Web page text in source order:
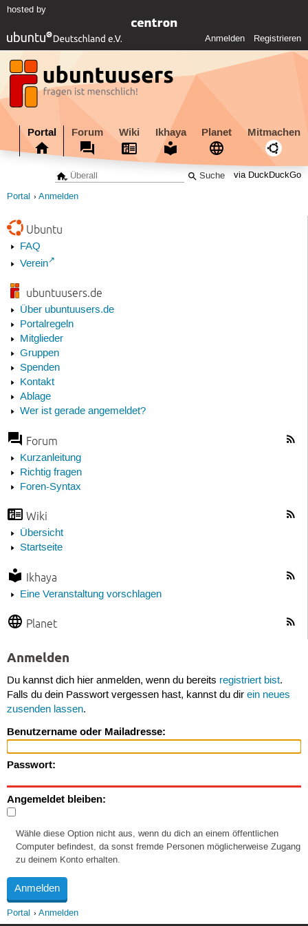
hosted by
Anmelden Registrieren
Portal Forum Wiki Ikhaya Planet Mitmachen
via DuckDuckGo
Portal Anmelden
Ubuntu
FAQ
Verein
ubuntuusers.de
Über ubuntuusers.de
Portalregeln
Mitglieder
Gruppen
Spenden
Kontakt
Ablage
Wer ist gerade angemeldet?
Forum
Kurzanleitung
Richtig fragen
Foren-Syntax
Wiki
Übersicht
Startseite
Ikhaya
Eine Veranstaltung vorschlagen
Planet
Anmelden
Du kannst dich hier anmelden, wenn du bereits registriert bist.
Falls du dein Passwort vergessen hast, kannst du dir ein neues
zusenden lassen.
Benutzername oder Mailadresse:
Passwort:
Angemeldet bleiben:
Wähle diese Option nicht aus, wenn du dich an einem öffentlichen
Computer befindest, da sonst fremde Personen möglicherweise Zugang
zu deinem Konto erhalten.
Portal Anmelden